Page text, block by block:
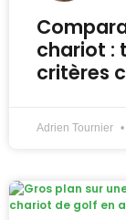
chariot :
critères
Adrien Tournier